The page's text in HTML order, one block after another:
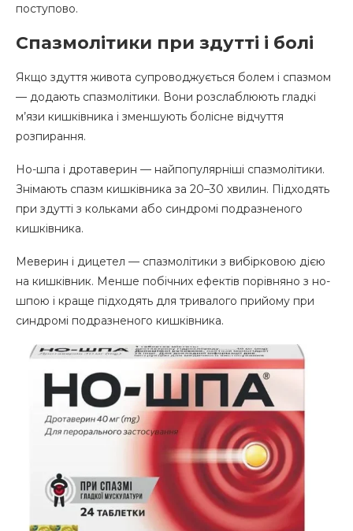
поступово.
Спазмолітики при здутті і болі
Якщо здуття живота супроводжується болем і спазмом
— додають спазмолітики. Вони розслаблюють гладкі
м’язи кишківника і зменшують болісне відчуття
розпирання.
Но-шпа і дротаверин — найпопулярніші спазмолітики.
Знімають спазм кишківника за 20–30 хвилин. Підходять
при здутті з кольками або синдромі подразненого
кишківника.
Меверин і дицетел — спазмолітики з вибірковою дією
на кишківник. Менше побічних ефектів порівняно з но-
шпою і краще підходять для тривалого прийому при
синдромі подразненого кишківника.